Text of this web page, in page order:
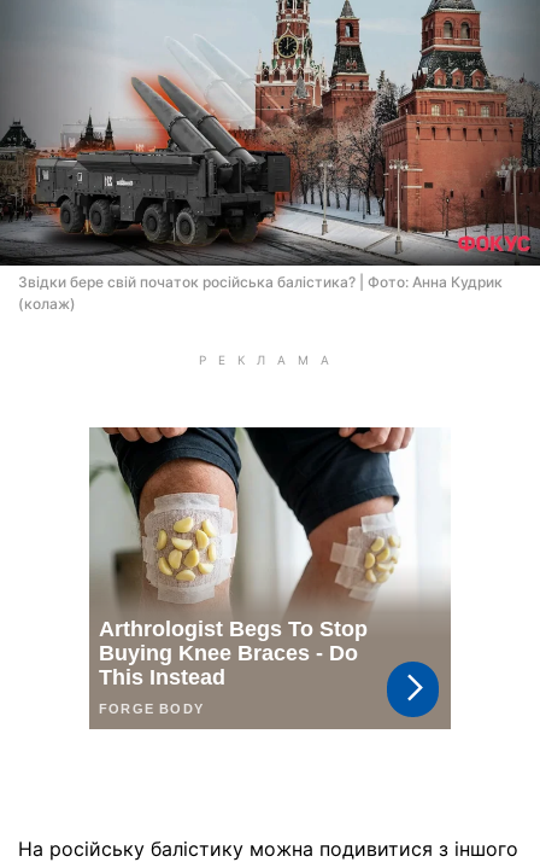
Звідки бере свій початок російська балістика? | Фото: Анна Кудрик
(колаж)
На російську балістику можна подивитися з іншого